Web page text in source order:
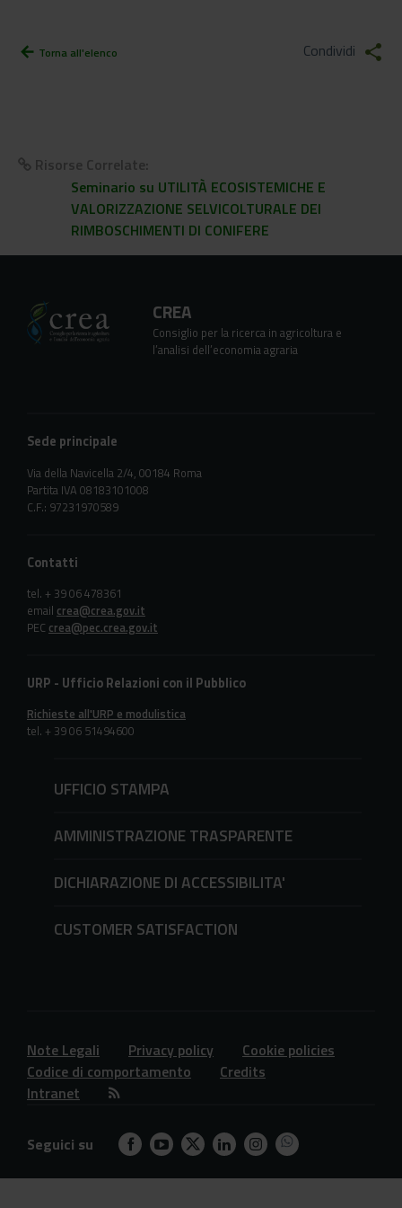
arrow_back Torna all'elenco Condividi share
Risorse Correlate:
Seminario su UTILITÀ ECOSISTEMICHE E
VALORIZZAZIONE SELVICOLTURALE DEI
RIMBOSCHIMENTI DI CONIFERE
CREA
Consiglio per la ricerca in agricoltura e
l’analisi dell’economia agraria
Sede principale
Via della Navicella 2/4, 00184 Roma
Partita IVA 08183101008
C.F.: 97231970589
Contatti
tel. + 39 06 478361
email crea@crea.gov.it
PEC crea@pec.crea.gov.it
URP - Ufficio Relazioni con il Pubblico
Richieste all'URP e modulistica
tel. + 39 06 51494600
UFFICIO STAMPA
AMMINISTRAZIONE TRASPARENTE
DICHIARAZIONE DI ACCESSIBILITA'
CUSTOMER SATISFACTION
Note Legali Privacy policy
Cookie policies
Codice di comportamento
Credits
Intranet
Seguici su